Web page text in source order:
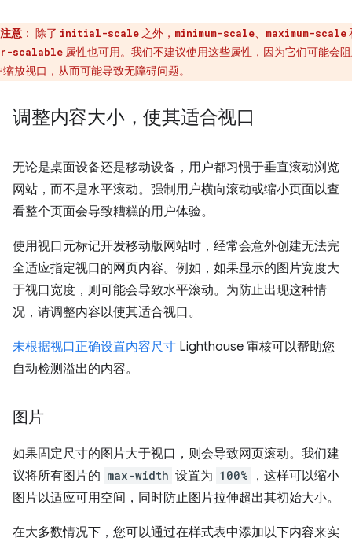
注意 ： 除了 initial-scale 之外， minimum-scale、 maximum-scale
scalable 属性也可用。我们不建议使用这些属性，因为它们可能会
放视口，从而可能导致无障碍问题。
调整内容大小，使其适合视口
无论是桌面设备还是移动设备，用户都习惯于垂直滚动浏览
网站，而不是水平滚动。强制用户横向滚动或缩小页面以查
看整个页面会导致糟糕的用户体验。
使用视口元标记开发移动版网站时，经常会意外创建无法完
全适应指定视口的网页内容。例如，如果显示的图片宽度大
于视口宽度，则可能会导致水平滚动。为防止出现这种情
况，请调整内容以使其适合视口。
未根据视口正确设置内容尺寸 Lighthouse 审核可以帮助您
自动检测溢出的内容。
图片
如果固定尺寸的图片大于视口，则会导致网页滚动。我们建
议将所有图片的 max-width 设置为 100%
，这样可以缩小
图片以适应可用空间，同时防止图片拉伸超出其初始大小。
在大多数情况下，您可以通过在样式表中添加以下内容来实